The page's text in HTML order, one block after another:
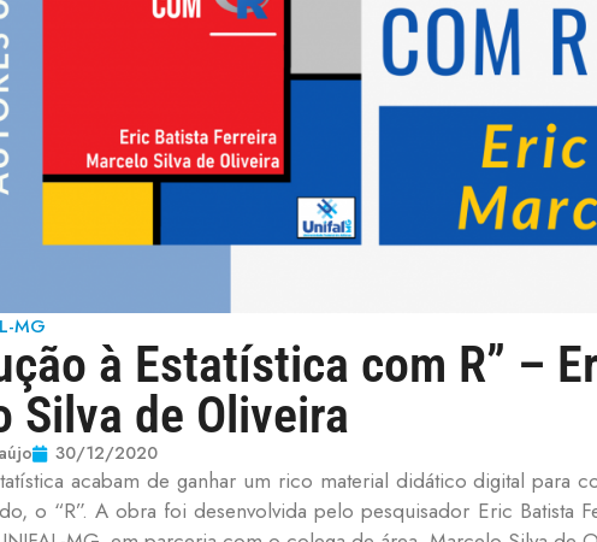
MG
à Estatística com R” –
Silva de Oliveira
30/12/2020
acabam de ganhar um rico material didático digital para
o “R”. A obra foi desenvolvida pelo pesquisador Eric Batista